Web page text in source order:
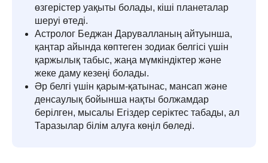
өзгерістер уақыты болады, кіші планеталар
шеруі өтеді.
Астролог Беджан Дарувалланың айтуынша,
қаңтар айында көптеген зодиак белгісі үшін
қаржылық табыс, жаңа мүмкіндіктер және
жеке даму кезеңі болады.
Әр белгі үшін қарым-қатынас, мансап және
денсаулық бойынша нақты болжамдар
берілген, мысалы Егіздер серіктес табады, ал
Таразылар білім алуға көңіл бөледі.